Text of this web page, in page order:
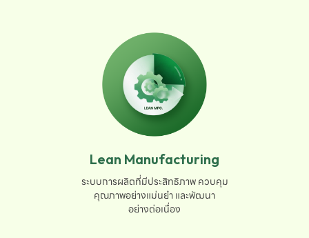
Lean Manufacturing
ระบบการผลิตที่มีประสิทธิภาพ ควบคุม
คุณภาพอย่างแม่นยำ และพัฒนา
อย่างต่อเนื่อง